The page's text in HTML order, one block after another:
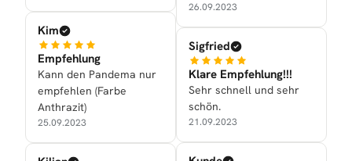
Kim
Empfehlung
Kann den Pandema nur
empfehlen (Farbe
Anthrazit)
25.09.2023
zukommen lassen.
26.09.2023
Sigfried
Klare Empfehlung!!!
Sehr schnell und sehr
schön.
21.09.2023